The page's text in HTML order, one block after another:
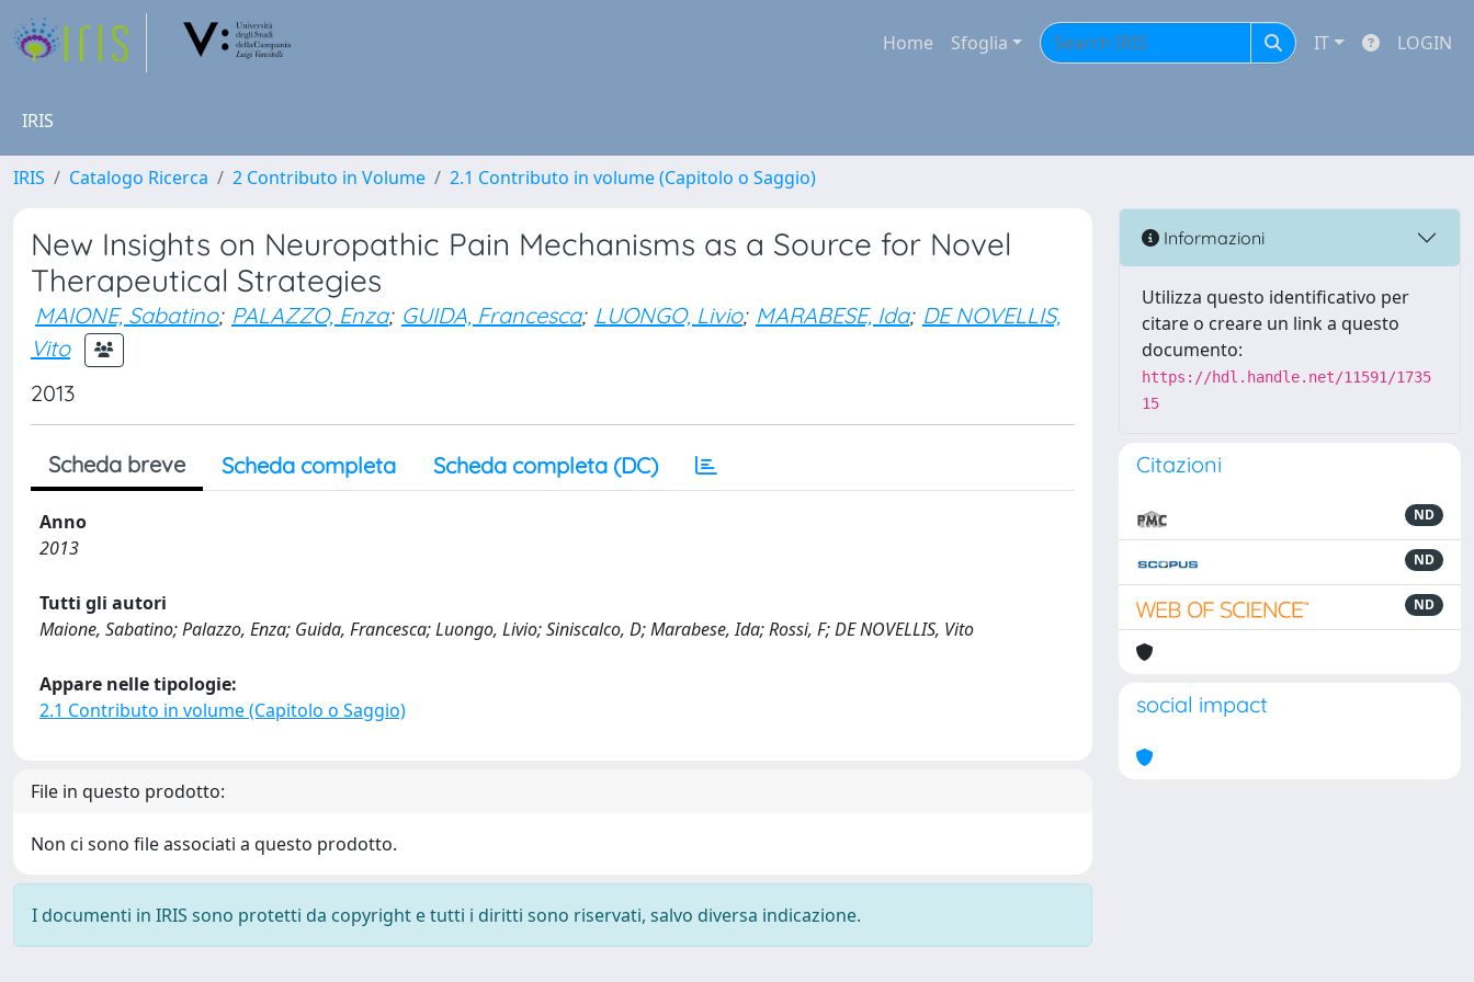
Home Sfoglia IT LOGIN
IRIS
IRIS Catalogo Ricerca 2 Contributo in Volume 2.1 Contributo in volume (Capitolo o Saggio)
New Insights on Neuropathic Pain Mechanisms as a Source for Novel
Therapeutical Strategies
MAIONE, Sabatino; PALAZZO, Enza; GUIDA, Francesca; LUONGO, Livio; MARABESE, Ida; DE NOVELLIS,
Vito
2013
Scheda breve Scheda completa Scheda completa (DC)
Anno
2013
Tutti gli autori
Maione, Sabatino; Palazzo, Enza; Guida, Francesca; Luongo, Livio; Siniscalco, D; Marabese, Ida; Rossi, F; DE NOVELLIS, Vito
Appare nelle tipologie:
2.1 Contributo in volume (Capitolo o Saggio)
File in questo prodotto:
Non ci sono file associati a questo prodotto.
I documenti in IRIS sono protetti da copyright e tutti i diritti sono riservati, salvo diversa indicazione.
Informazioni
Utilizza questo identificativo per
citare o creare un link a questo
documento:
https://hdl.handle.net/11591/1735
15
Citazioni
ND
ND
ND
social impact